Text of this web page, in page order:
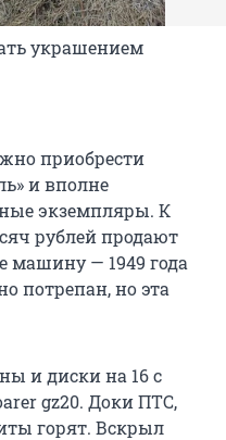
украшением
приобрести
и вполне
экземпляры. К
рублей продают
машину — 1949 года
потрепан, но эта
и диски на 16 с
gz20. Доки ПТС,
горят. Вскрыл